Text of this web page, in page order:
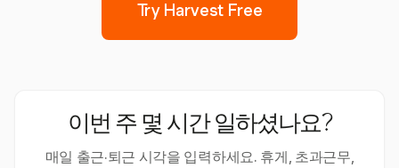
Try Harvest Free
이번 주 몇 시간 일하셨나요?
매일 출근·퇴근 시각을 입력하세요. 휴게, 초과근무,